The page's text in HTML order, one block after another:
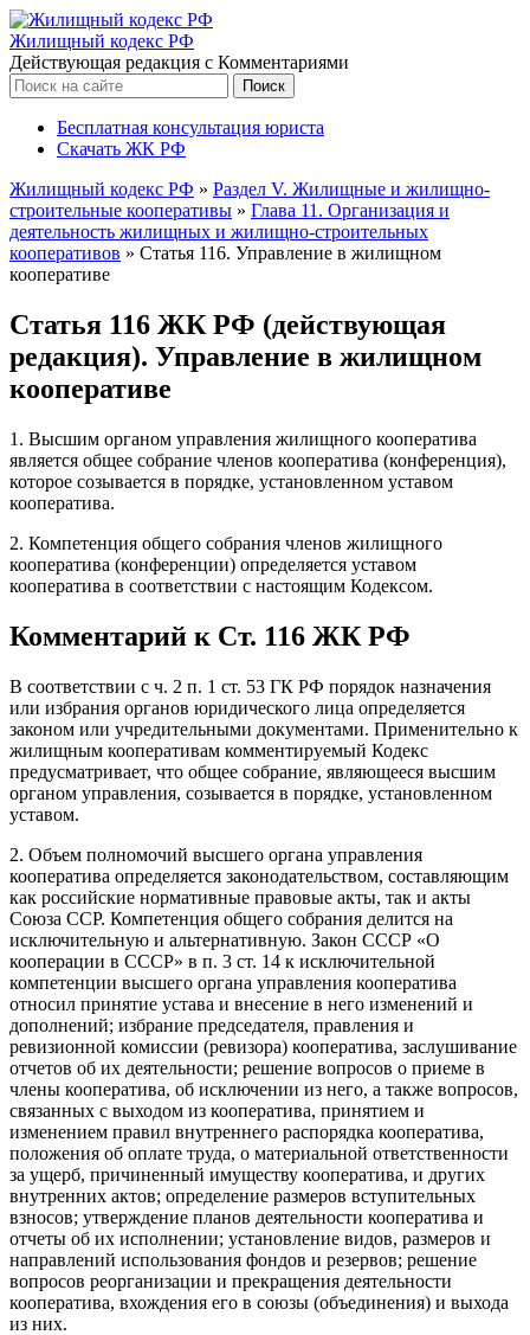
Жилищный кодекс РФ
Действующая редакция с Комментариями
Бесплатная консультация юриста
Скачать ЖК РФ
Жилищный кодекс РФ » Раздел V. Жилищные и жилищно-
строительные кооперативы » Глава 11. Организация и
деятельность жилищных и жилищно-строительных
кооперативов » Статья 116. Управление в жилищном
кооперативе
Статья 116 ЖК РФ (действующая
редакция). Управление в жилищном
кооперативе
1. Высшим органом управления жилищного кооператива
является общее собрание членов кооператива (конференция),
которое созывается в порядке, установленном уставом
кооператива.
2. Компетенция общего собрания членов жилищного
кооператива (конференции) определяется уставом
кооператива в соответствии с настоящим Кодексом.
Комментарий к Ст. 116 ЖК РФ
В соответствии с ч. 2 п. 1 ст. 53 ГК РФ порядок назначения
или избрания органов юридического лица определяется
законом или учредительными документами. Применительно к
жилищным кооперативам комментируемый Кодекс
предусматривает, что общее собрание, являющееся высшим
органом управления, созывается в порядке, установленном
уставом.
2. Объем полномочий высшего органа управления
кооператива определяется законодательством, составляющим
как российские нормативные правовые акты, так и акты
Союза ССР. Компетенция общего собрания делится на
исключительную и альтернативную. Закон СССР «О
кооперации в СССР» в п. 3 ст. 14 к исключительной
компетенции высшего органа управления кооператива
относил принятие устава и внесение в него изменений и
дополнений; избрание председателя, правления и
ревизионной комиссии (ревизора) кооператива, заслушивание
отчетов об их деятельности; решение вопросов о приеме в
члены кооператива, об исключении из него, а также вопросов,
связанных с выходом из кооператива, принятием и
изменением правил внутреннего распорядка кооператива,
положения об оплате труда, о материальной ответственности
за ущерб, причиненный имуществу кооператива, и других
внутренних актов; определение размеров вступительных
взносов; утверждение планов деятельности кооператива и
отчеты об их исполнении; установление видов, размеров и
направлений использования фондов и резервов; решение
вопросов реорганизации и прекращения деятельности
кооператива, вхождения его в союзы (объединения) и выхода
из них.